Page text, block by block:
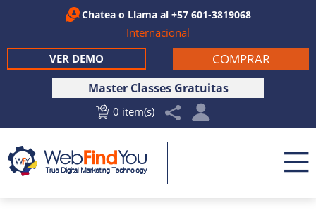
Chatea o Llama al +57 601-3819068
Internacional
Master Classes Gratuitas
0 item(s)
COMPRAR
VER DEMO